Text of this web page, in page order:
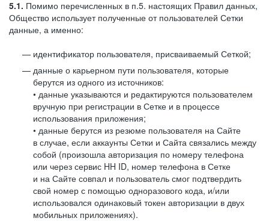
5.1. Помимо перечисленных в п.5. настоящих Правил данных,
Общество использует полученные от пользователей Сетки
данные, а именно:
идентификатор пользователя, присваиваемый Сеткой;
данные о карьерном пути пользователя, которые
берутся из одного из источников:
• данные указываются и редактируются пользователем
вручную при регистрации в Сетке и в процессе
использования приложения;
• данные берутся из резюме пользователя на Сайте
в случае, если аккаунты Сетки и Сайта связались между
собой (произошла авторизация по номеру телефона
или через сервис HH ID, номер телефона в Сетке
и на Сайте совпал и пользователь смог подтвердить
свой номер с помощью одноразового кода, и/или
использовался одинаковый токен авторизации в двух
мобильных приложениях).